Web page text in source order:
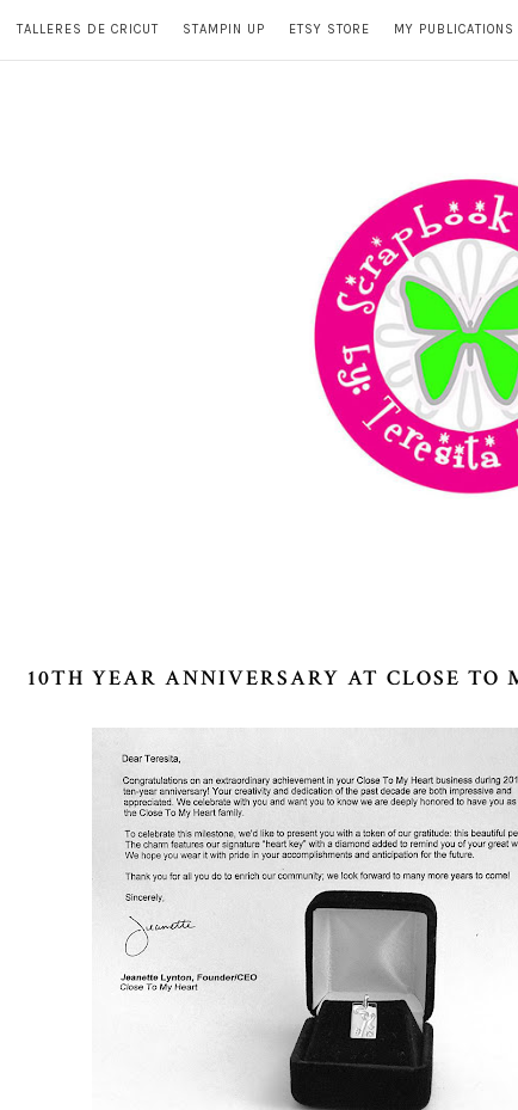
TALLERES DE CRICUT STAMPIN UP ETSY STORE MY PUBLICATIONS
10TH YEAR ANNIVERSARY AT CLOSE TO